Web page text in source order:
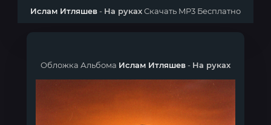
Ислам Итляшев- На рукахСкачать MP3 Бесплатно
Обложка Альбома Ислам Итляшев- На руках